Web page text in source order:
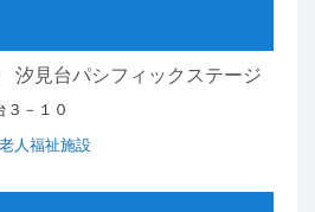
見台パシフィックステージ
３－１０
老人福祉施設